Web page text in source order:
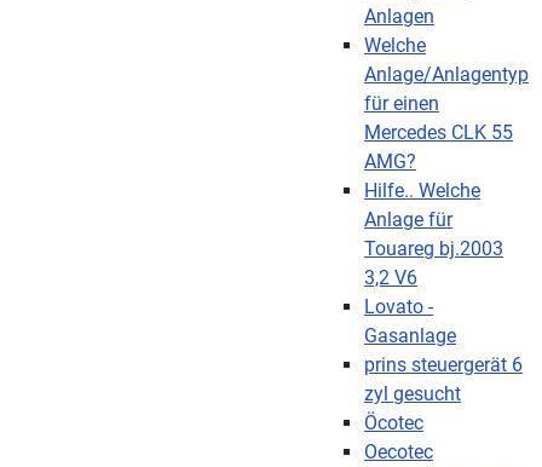
Anlagen
Welche
Anlage/Anlagentyp
für einen
Mercedes CLK 55
AMG?
Hilfe.. Welche
Anlage für
Touareg bj.2003
3,2 V6
Lovato -
Gasanlage
prins steuergerät 6
zyl gesucht
Öcotec
Oecotec